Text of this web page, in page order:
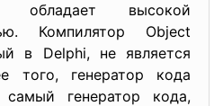
обладает высокой
Компилятор Object
в Delphi, не является
того, генератор кода
генератор кода,